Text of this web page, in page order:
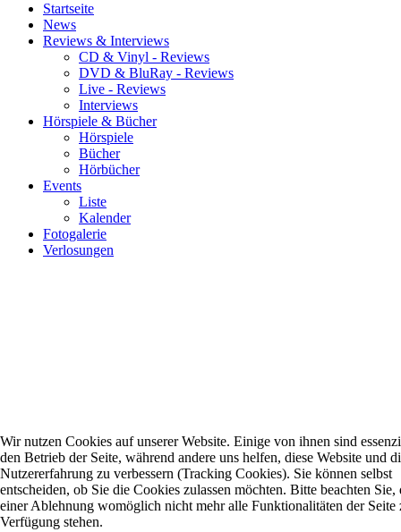
Startseite
News
Reviews & Interviews
CD & Vinyl - Reviews
DVD & BluRay - Reviews
Live - Reviews
Interviews
Hörspiele & Bücher
Hörspiele
Bücher
Hörbücher
Events
Liste
Kalender
Fotogalerie
Verlosungen
Wir nutzen Cookies auf unserer Website. Einige von ihnen sind
den Betrieb der Seite, während andere uns helfen, diese Website und
Nutzererfahrung zu verbessern (Tracking Cookies). Sie können selbst
entscheiden, ob Sie die Cookies zulassen möchten. Bitte beachten Sie,
einer Ablehnung womöglich nicht mehr alle Funktionalitäten der Seite
Verfügung stehen.